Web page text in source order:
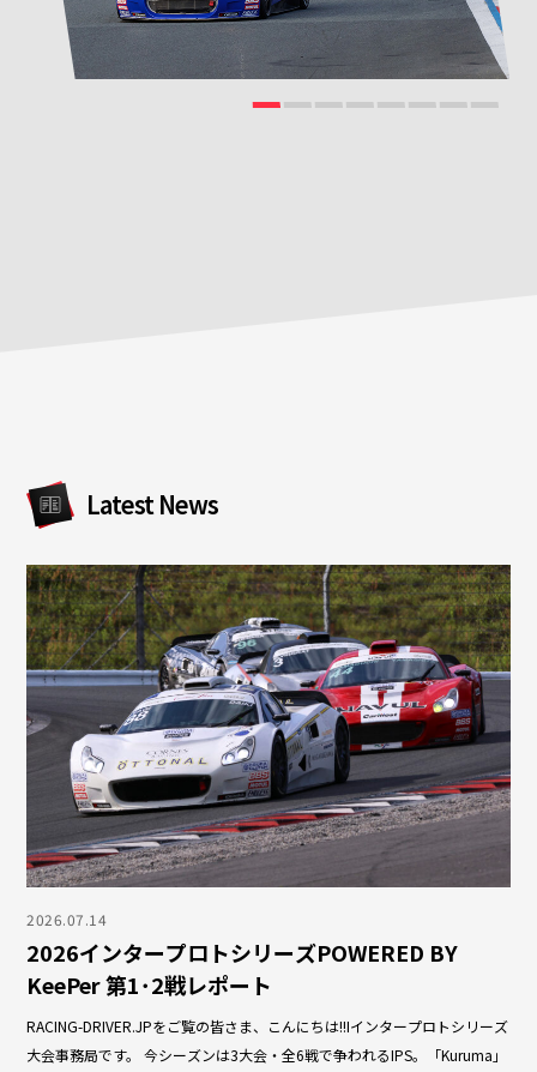
Latest News
2026.07.14
2026インタープロトシリーズPOWERED BY
KeePer 第1･2戦レポート
RACING-DRIVER.JPをご覧の皆さま、こんにちは!!Iインタープロトシリーズ
大会事務局です。 今シーズンは3大会・全6戦で争われるIPS。「Kuruma」